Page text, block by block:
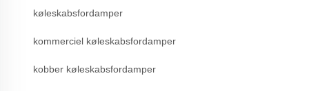
køleskabsfordamper
kommerciel køleskabsfordamper
kobber køleskabsfordamper